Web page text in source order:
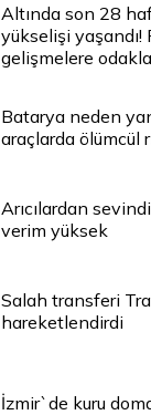
Altında son 28
yükselişi yaşandı!
gelişmelere
Batarya neden
araçlarda ölümcül
Arıcılardan
verim yüksek
Salah transferi
hareketlendirdi
İzmir`de kuru